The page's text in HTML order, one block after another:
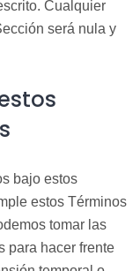
Cualquier
será nula y
bajo estos
estos Términos
tomar las
para hacer frente